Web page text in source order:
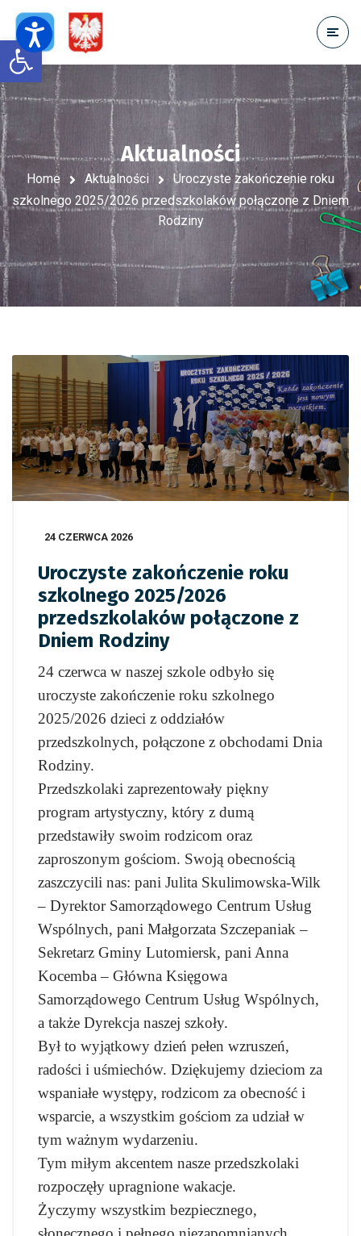
Open toolbar
Aktualności
Home Aktualności
Uroczyste zakończenie roku
szkolnego 2025/2026 przedszkolaków połączone z Dniem
Rodziny
24 CZERWCA 2026
Uroczyste zakończenie roku
szkolnego 2025/2026
przedszkolaków połączone z
Dniem Rodziny
24 czerwca w naszej szkole odbyło się
uroczyste zakończenie roku szkolnego
2025/2026 dzieci z oddziałów
przedszkolnych, połączone z obchodami Dnia
Rodziny.
Przedszkolaki zaprezentowały piękny
program artystyczny, który z dumą
przedstawiły swoim rodzicom oraz
zaproszonym gościom. Swoją obecnością
zaszczycili nas: pani Julita Skulimowska-Wilk
– Dyrektor Samorządowego Centrum Usług
Wspólnych, pani Małgorzata Szczepaniak –
Sekretarz Gminy Lutomiersk, pani Anna
Kocemba – Główna Księgowa
Samorządowego Centrum Usług Wspólnych,
a także Dyrekcja naszej szkoły.
Był to wyjątkowy dzień pełen wzruszeń,
radości i uśmiechów. Dziękujemy dzieciom za
wspaniałe występy, rodzicom za obecność i
wsparcie, a wszystkim gościom za udział w
tym ważnym wydarzeniu.
Tym miłym akcentem nasze przedszkolaki
rozpoczęły upragnione wakacje.
Życzymy wszystkim bezpiecznego,